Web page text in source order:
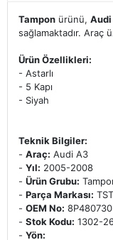
Tampon ürünü, Audi
sağlamaktadır. Araç
Ürün Özellikleri:
- Astarlı
- 5 Kapı
- Siyah
Teknik Bilgiler:
- Araç: Audi A3
- Yıl: 2005-2008
- Ürün Grubu:
- Parça Markası: TST
- OEM No:
- Stok Kodu: 1302-
- Yön: